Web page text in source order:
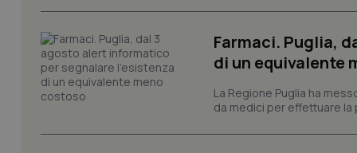
Farmaci. Puglia,
di un equivalente
La Regione Puglia ha
da medici per effettuare la
tracking-sites-